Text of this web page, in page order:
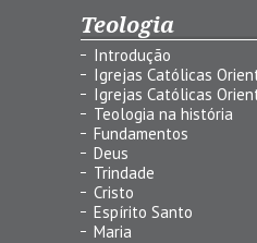
Teologia
Introdução
Igrejas Católicas
Igrejas Católicas
Teologia na história
Fundamentos
Deus
Trindade
Cristo
Espírito Santo
Maria